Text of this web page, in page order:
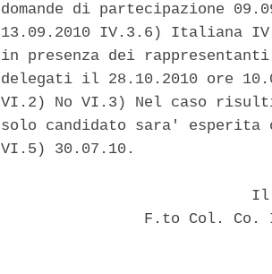
domande di partecipazione
13.09.2010 IV.3.6) Italiana
in presenza dei
delegati il 28.10.2010 ore
VI.2) No VI.3) Nel caso
solo candidato sara' esperita
VI.5) 30.07.10.
F.to Col.